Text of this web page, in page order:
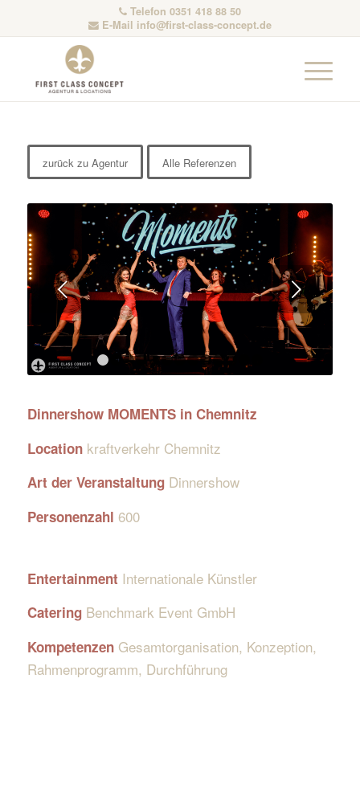
Telefon 0351 418 88 50
E-Mail info@first-class-concept.de
zurück zu Agentur Alle Referenzen
Weiter
1 2 3 4 5 6 7 8 9 101112
Dinnershow MOMENTS in Chemnitz
Location kraftverkehr Chemnitz
Art der Veranstaltung Dinnershow
Personenzahl 600
Entertainment Internationale Künstler
Catering Benchmark Event GmbH
Kompetenzen Gesamtorganisation, Konzeption,
Rahmenprogramm, Durchführung